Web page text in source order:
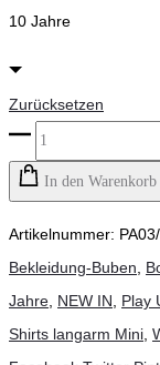
10 Jahre
Zurücksetzen
Play
Up
-
T-
Shirt
langarm
Menge
In den Warenkorb
Artikelnummer:
Bekleidung-Buben
Jahre NEW IN Play
Shirts langarm Mini